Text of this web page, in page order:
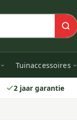
Tuinaccessoires
2 jaar garantie